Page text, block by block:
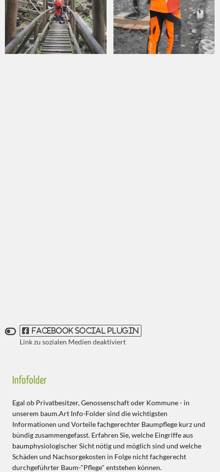
Facebook Social Plugin
Infofolder
Egal ob Privatbesitzer, Genossenschaft oder Kommune - in
unserem baum.Art Info-Folder sind die wichtigsten
Informationen und Vorteile fachgerechter Baumpflege kurz und
bündig zusammengefasst. Erfahren Sie, welche Eingriffe aus
baumphysiologischer Sicht nötig und möglich sind und welche
Schäden und Nachsorgekosten in Folge nicht fachgerecht
durchgeführter Baum-"Pflege" entstehen können.